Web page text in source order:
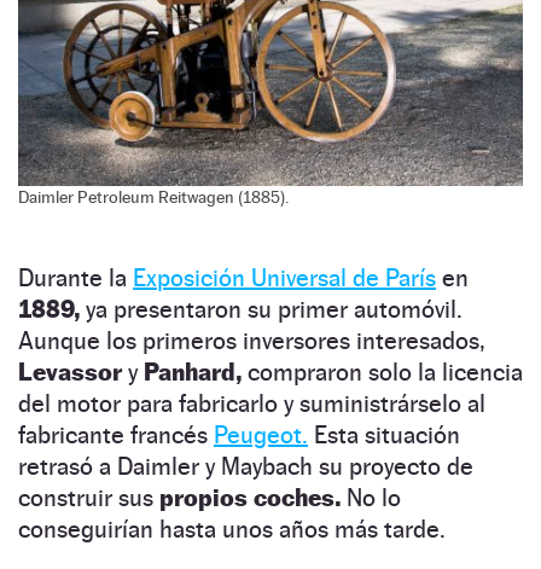
Daimler Petroleum Reitwagen (1885).
Durante la Exposición Universal de París en
1889, ya presentaron su primer automóvil.
Aunque los primeros inversores interesados,
Levassory Panhard, compraron solo la licencia
del motor para fabricarlo y suministrárselo al
fabricante francés Peugeot. Esta situación
retrasó a Daimler y Maybach su proyecto de
construir sus propios coches. No lo
conseguirían hasta unos años más tarde.